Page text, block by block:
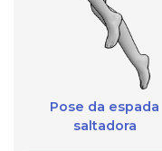
Pose da espada
saltadora